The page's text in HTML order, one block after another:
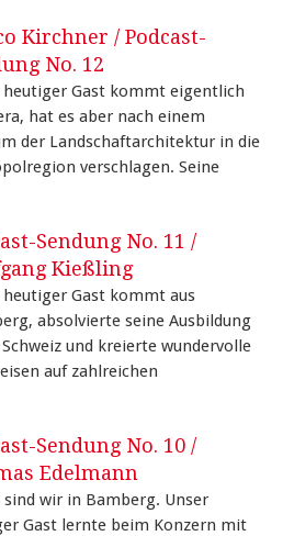
Kirchner / Podcast-
No. 12
heutiger Gast kommt eigentlich
hat es aber nach einem
der Landschaftarchitektur in die
verschlagen. Seine
Sendung No. 11 /
Kießling
heutiger Gast kommt aus
absolvierte seine Ausbildung
und kreierte wundervolle
auf zahlreichen
Sendung No. 10 /
Edelmann
sind wir in Bamberg. Unser
Gast lernte beim Konzern mit